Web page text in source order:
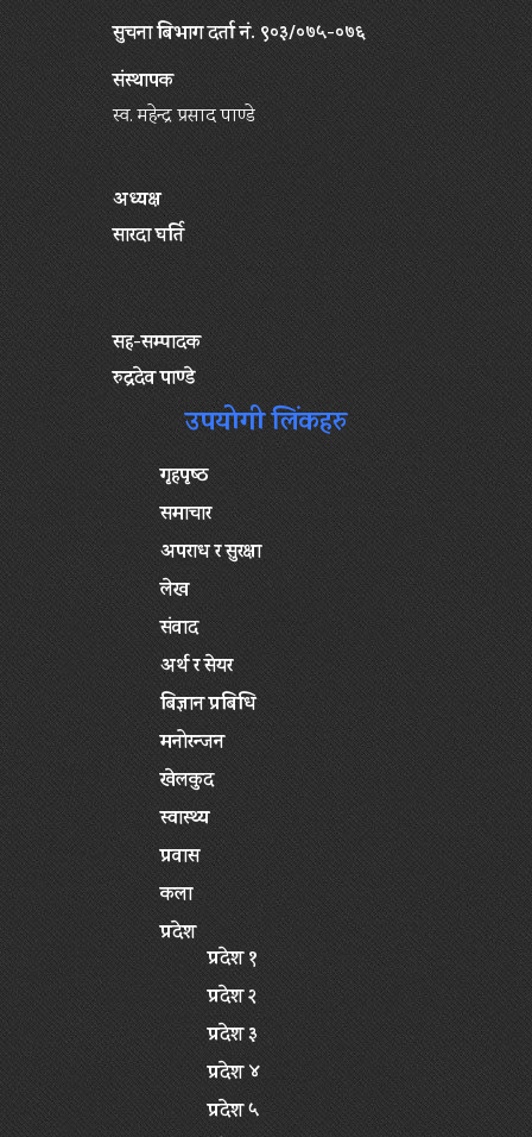
सुचना बिभाग दर्ता नं. ९०३/०७५-०७६
संस्थापक
स्व. महेन्द्र प्रसाद पाण्डे
अध्यक्ष
सारदा घर्ति
सह-सम्पादक
रुद्रदेव पाण्डे
उपयोगी लिंकहरु
गृहपृष्‍ठ
समाचार
अपराध र सुरक्षा
लेख
संवाद
अर्थ र सेयर
बिज्ञान प्रबिधि
मनोरन्जन
खेलकुद
स्वास्थ्य
प्रवास
कला
प्रदेश
प्रदेश १
प्रदेश २
प्रदेश ३
प्रदेश ४
प्रदेश ५